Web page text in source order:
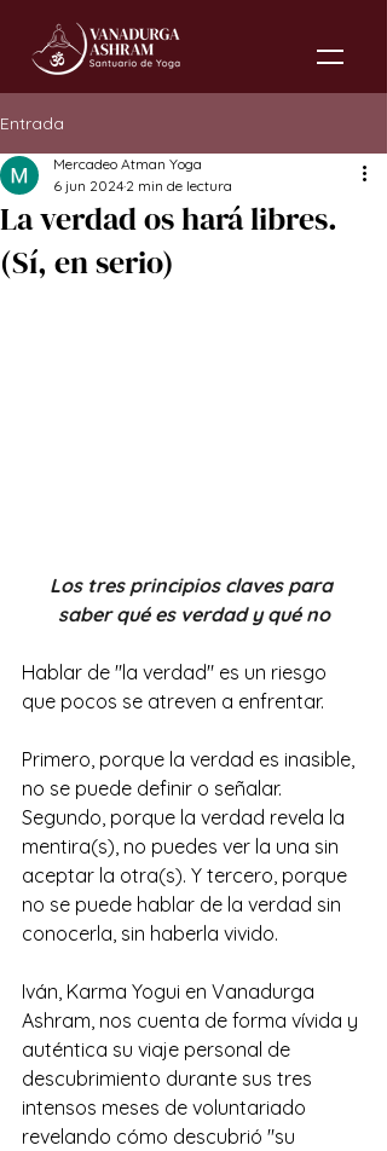
Entrada
La verdad os hará libres.
(Sí, en serio)
Mercadeo Atman Yoga
6 jun 2024 2 min de lectura
Los tres principios claves para
saber qué es verdad y qué no
Hablar de "la verdad" es un riesgo
que pocos se atreven a enfrentar.
Primero, porque la verdad es inasible,
no se puede definir o señalar.
Segundo, porque la verdad revela la
mentira(s), no puedes ver la una sin
aceptar la otra(s). Y tercero, porque
no se puede hablar de la verdad sin
conocerla, sin haberla vivido.
Iván, Karma Yogui en Vanadurga
Ashram, nos cuenta de forma vívida y
auténtica su viaje personal de
descubrimiento durante sus tres
intensos meses de voluntariado
revelando cómo descubrió "su